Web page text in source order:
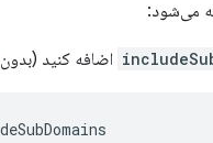
می‌شود:
اضافه کنید (بدون